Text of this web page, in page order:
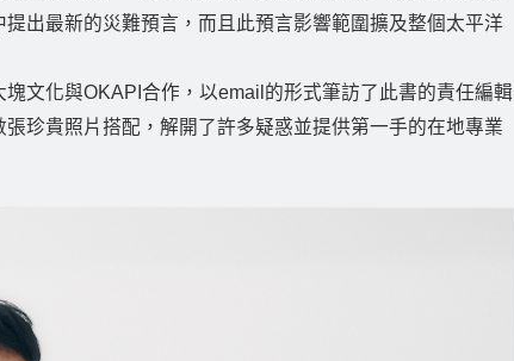
最新的災難預言，而且此預言影響範圍擴及整個太平洋
文化與OKAPI合作，以email的形式筆訪了此書的責任編輯
珍貴照片搭配，解開了許多疑惑並提供第一手的在地專業